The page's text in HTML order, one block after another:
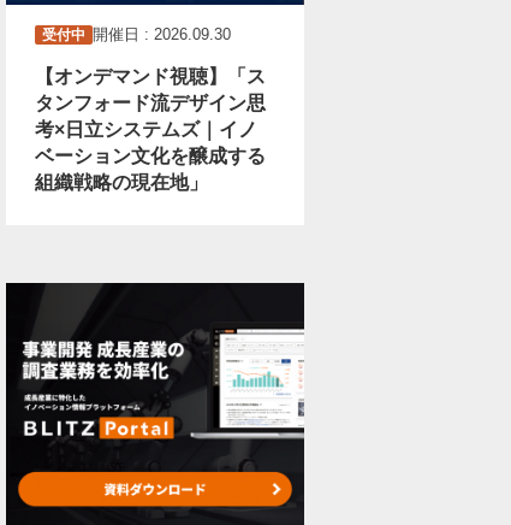
受付中 開催日 : 2026.09.30
【オンデマンド視聴】「ス
タンフォード流デザイン思
考×日立システムズ｜イノ
ベーション文化を醸成する
組織戦略の現在地」